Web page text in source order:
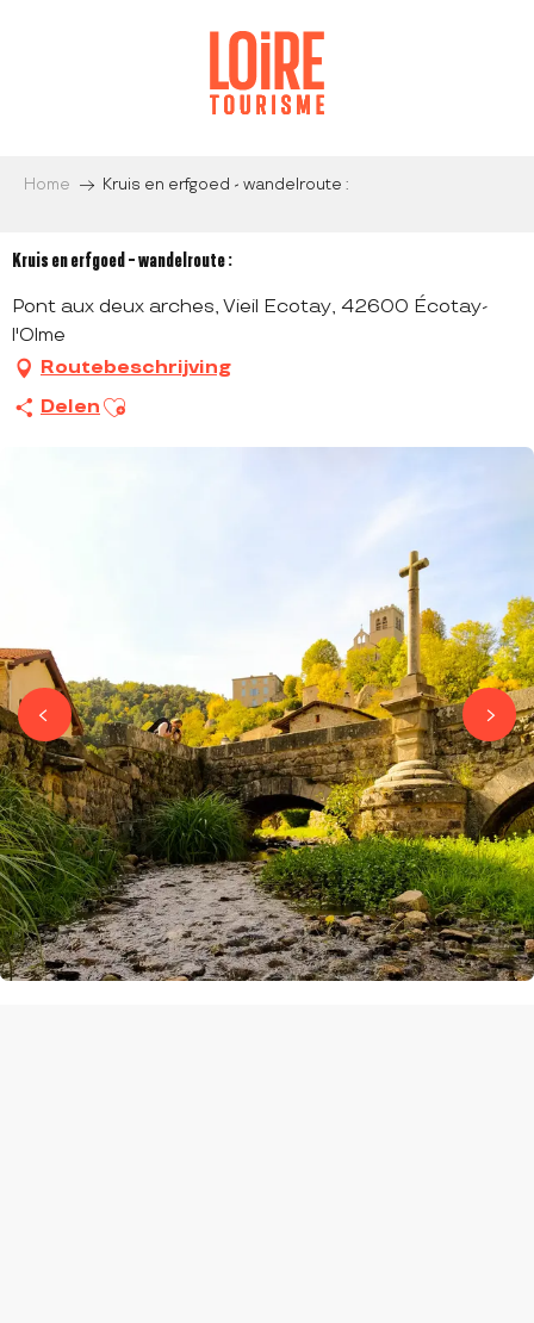
Home Kruis en erfgoed - wandelroute :
Kruis en erfgoed - wandelroute :
Pont aux deux arches, Vieil Ecotay, 42600 Écotay-
l'Olme
Routebeschrijving
Delen Ajouter aux favoris